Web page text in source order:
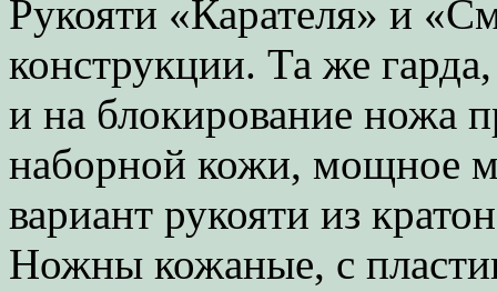
Рукояти «Карателя» и
конструкции. Та же
и на блокирование ножа
наборной кожи, мощное
вариант рукояти из
Ножны кожаные, с